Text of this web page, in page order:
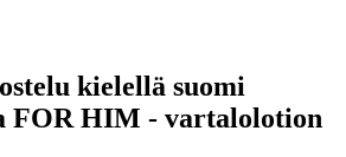
kielellä suomi
FOR HIM - vartalolotion